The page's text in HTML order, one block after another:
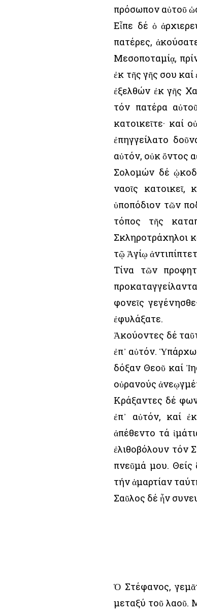
πρόσωπον αὐτοῦ
Εἶπε δέ ὁ
πατέρες,
Μεσοποταμίᾳ,
ἐκ τῆς γῆς σου καί
ἐξελθών ἐκ γῆς
τόν πατέρα
κατοικεῖτε· καί
ἐπηγγείλατο
αὐτόν, οὐκ ὄντος
Σολομών δέ
ναοῖς
ὑποπόδιον τῶν
τόπος τῆς
Σκληροτράχηλοι
τῷ Ἁγίῳ
Τίνα τῶν
φονεῖς
ἐφυλάξατε.
Ἀκούοντες δέ
ἐπ᾿ αὐτόν.
δόξαν Θεοῦ καί
οὐρανούς
Κράξαντες δέ
ἐπ᾿ αὐτόν, καί
ἀπέθεντο τά
ἐλιθοβόλουν τόν
πνεῦμά μου. Θείς
τήν ἁμαρτίαν
Σαῦλος δέ ἦν
Ὁ Στέφανος,
μεταξύ τοῦ λαοῦ.